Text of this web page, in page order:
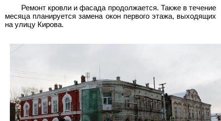
Ремонт кровли и фасада продолжается. Также в течение
месяца планируется замена окон первого этажа, выходящих
на улицу Кирова.